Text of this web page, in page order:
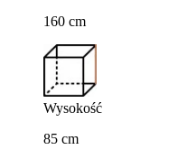
160 cm
Wysokość
85 cm